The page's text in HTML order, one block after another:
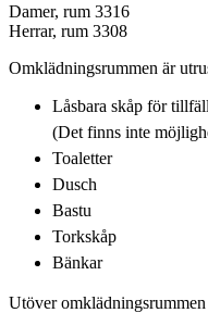
Damer, rum 3316
Herrar, rum 3308
Omklädningsrummen är
Låsbara skåp för
(Det finns inte
Toaletter
Dusch
Bastu
Torkskåp
Bänkar
Utöver